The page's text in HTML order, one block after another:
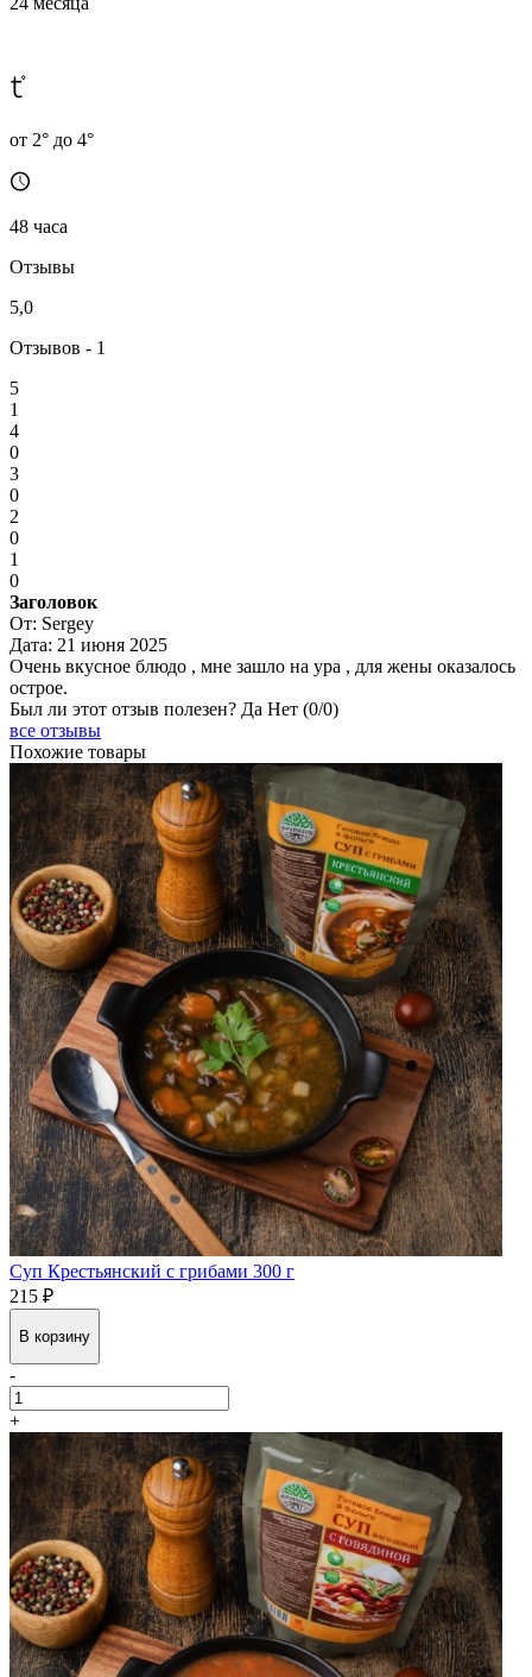
от 2° до 4°
48 часа
Отзывы
5,0
Отзывов - 1
5
1
4
0
3
0
2
0
1
0
Заголовок
От: Sergey
Дата: 21 июня 2025
Очень вкусное блюдо , мне зашло на ура , для жены оказалось
острое.
Был ли этот отзыв полезен? Да Нет (0/0)
все отзывы
Похожие товары
Суп Крестьянский с грибами 300 г
215 ₽
В корзину
-
+